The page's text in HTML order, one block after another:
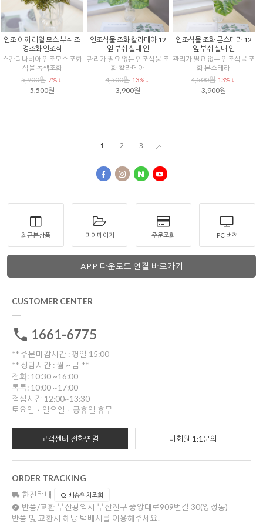
인조 이끼 리얼 모스 부쉬 조
경조화 인조식
스칸디나비아 인조모스 조화
식물 녹색조화
5,900원 7% ↓
5,500원
인조식물 조화 칼라데아 12
잎 부쉬 실내 인
관리가 필요 없는 인조식물 조
화 칼라데아
4,500원 13% ↓
3,900원
인조식물 조화 몬스테라 12
잎 부쉬 실내 인
관리가 필요 없는 인조식물 조
화 몬스테라
4,500원 13% ↓
3,900원
1 2 3
최근본상품 마이페이지 주문조회 PC 버젼
APP 다운로드 연결 바로가기
CUSTOMER CENTER
1661-6775
** 주문마감시간 : 평일 15:00
** 상담시간 : 월 ~ 금 **
전화: 10:30 ~16:00
톡톡: 10:00 ~17:00
점심시간 12:00~13:30
토요일ㆍ일요일ㆍ공휴일 휴무
고객센터 전화연결 비회원 1:1문의
ORDER TRACKING
한진택배 배송위치조회
반품/교환 부산광역시 부산진구 중앙대로909번길 30(양정동)
반품 및 교환시 해당 택배사를 이용해주세요.